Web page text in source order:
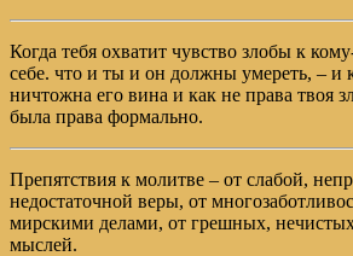
Когда тебя охватит чувство злобы к
себе. что и ты и он должны умереть, – и
ничтожна его вина и как не права твоя
была права формально.
Препятствия к молитве – от слабой,
недостаточной веры, от
мирскими делами, от грешных,
мыслей.